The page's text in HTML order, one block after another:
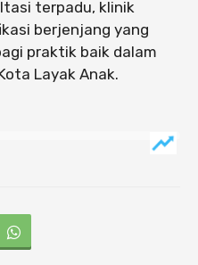
terpadu, klinik
berjenjang yang
praktik baik dalam
Layak Anak.